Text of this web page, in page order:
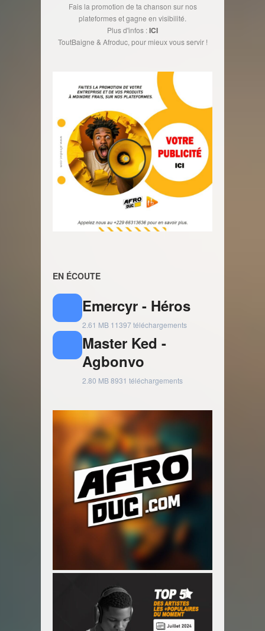
Fais la promotion de ta chanson sur nos
plateformes et gagne en visibilité.
Plus d'infos :ICI
ToutBaigne & Afroduc, pour mieux vous servir !
EN ÉCOUTE
Emercyr - Héros
2.61 MB 11397 téléchargements
Master Ked -
Agbonvo
2.80 MB8931 téléchargements